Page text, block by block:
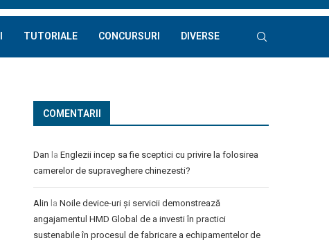
TUTORIALE CONCURSURI DIVERSE
COMENTARII
Dan la Englezii incep sa fie sceptici cu privire la folosirea
camerelor de supraveghere chinezesti?
Alin la Noile device-uri și servicii demonstrează
angajamentul HMD Global de a investi în practici
sustenabile în procesul de fabricare a echipamentelor de